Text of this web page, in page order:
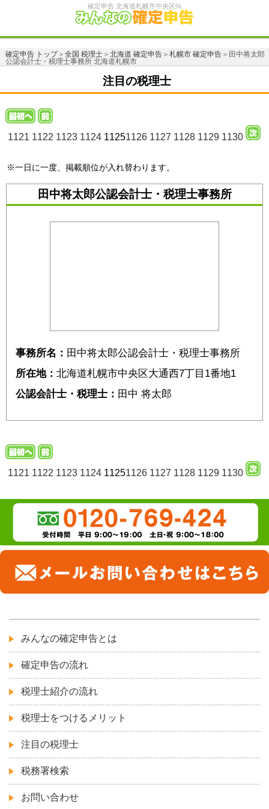
確定申告 北海道札幌市中央区%
確定申告 トップ＞ 全国 税理士＞ 北海道 確定申告＞ 札幌市 確定申告＞田中将太郎
公認会計士・税理士事務所 北海道札幌市
注目の税理士
1121 1122 1123 112411251126 1127 1128 1129 1130
※一日に一度、掲載順位が入れ替わります。
田中将太郎公認会計士・税理士事務所
事務所名： 田中将太郎公認会計士・税理士事務所
所在地： 北海道札幌市中央区大通西7丁目1番地1
公認会計士・税理士： 田中 将太郎
1121 1122 1123 112411251126 1127 1128 1129 1130
みんなの確定申告とは
確定申告の流れ
税理士紹介の流れ
税理士をつけるメリット
注目の税理士
税務署検索
お問い合わせ